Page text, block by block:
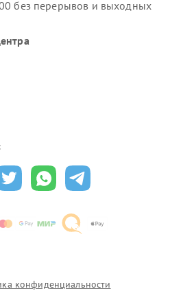
без перерывов и выходных
конфиденциальности